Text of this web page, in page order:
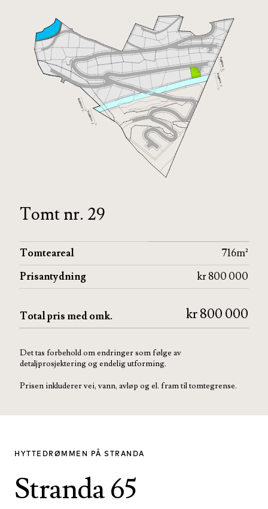
Tomt nr. 29
Tomteareal
716m²
Prisantydning
kr 800 000
Total pris med omk. kr 800 000
Det tas forbehold om endringer som følge av
detaljprosjektering og endelig utforming.
Prisen inkluderer vei, vann, avløp og el. fram til tomtegrense.
HYTTEDRØMMEN PÅ STRANDA
Stranda 65